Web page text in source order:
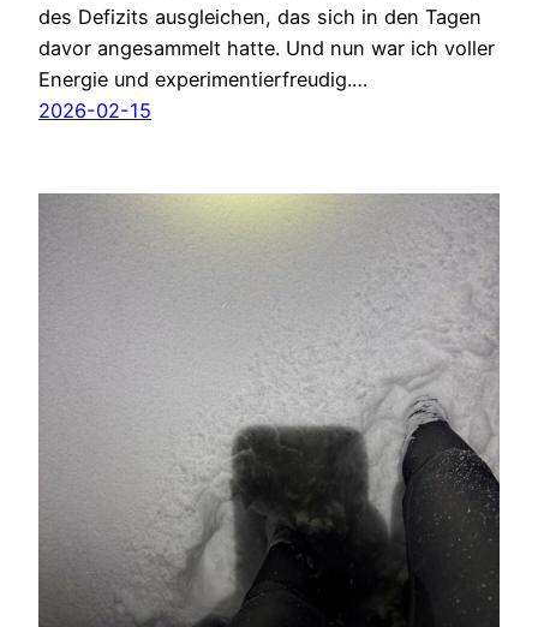
des Defizits ausgleichen, das sich in den Tagen
davor angesammelt hatte. Und nun war ich voller
Energie und experimentierfreudig.…
2026-02-15